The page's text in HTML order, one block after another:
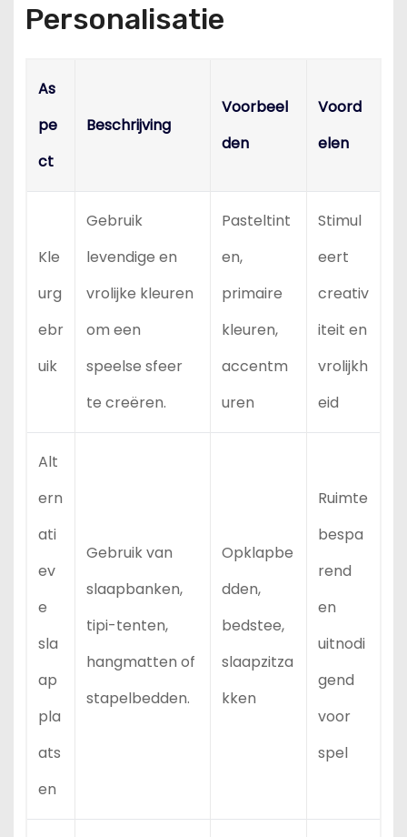
Personalisatie
As
pe
ct
Beschrijving
Voorbeel
den
Voord
elen
Kle
urg
ebr
uik
Gebruik
levendige en
vrolijke kleuren
om een
speelse sfeer
te creëren.
Pasteltint
en,
primaire
kleuren,
accentm
uren
Stimul
eert
creativ
iteit en
vrolijkh
eid
Alt
ern
ati
ev
e
sla
ap
pla
ats
en
Gebruik van
slaapbanken,
tipi-tenten,
hangmatten of
stapelbedden.
Opklapbe
dden,
bedstee,
slaapzitza
kken
Ruimte
bespa
rend
en
uitnodi
gend
voor
spel